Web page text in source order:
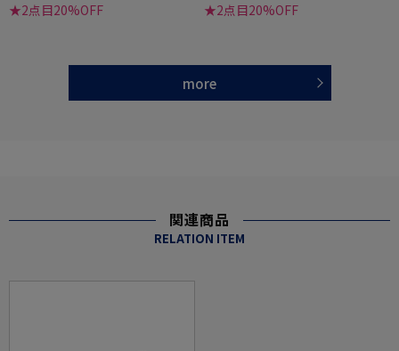
★2点目20%OFF ★2点目20%OFF
more
関連商品
RELATION ITEM